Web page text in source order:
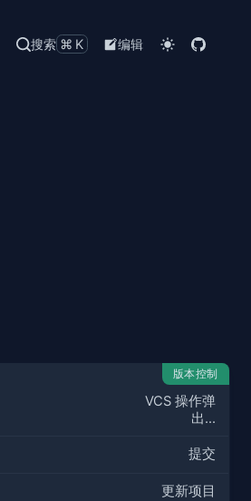
搜索 ⌘K 编辑
版本控制
VCS 操作弹
出...
提交
更新项目